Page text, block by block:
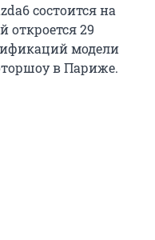
состоится на
откроется 29
модели
в Париже.